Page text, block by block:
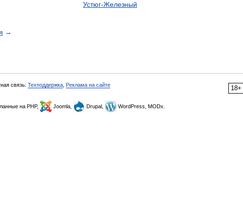
Устюг-Железный
→
18+
связь: Техподдержка Реклама на сайте
на PHP, Joomla, Drupal, WordPress, MODx.